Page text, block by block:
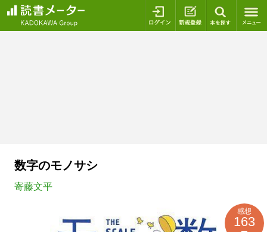
ログイン 新規登録
数字のモノサシ
寄藤文平
感想
163